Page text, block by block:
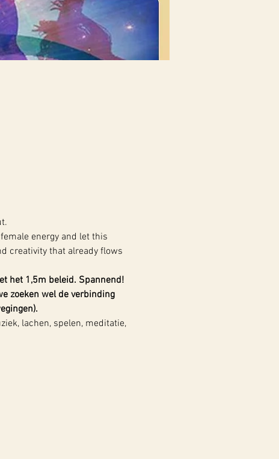
energy and let this
creativity that already flows
het 1,5m beleid. Spannend!
zoeken wel de verbinding
lachen, spelen, meditatie,